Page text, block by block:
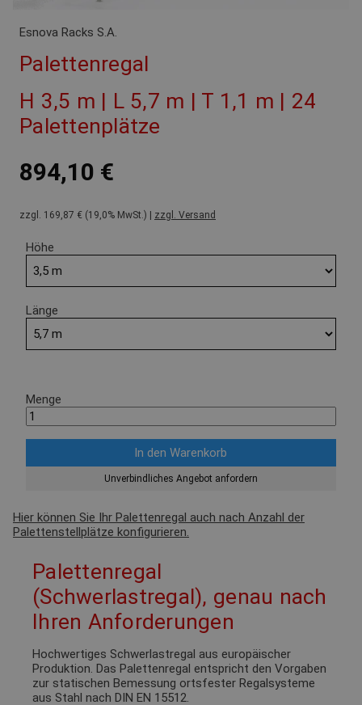
Esnova Racks S.A.
Palettenregal
H 3,5 m | L 5,7 m | T 1,1 m | 24
Palettenplätze
894,10 €
zzgl. 169,87 € (19,0% MwSt.) | zzgl. Versand
Höhe
Länge
Menge
Unverbindliches Angebot anfordern
Hier können Sie Ihr Palettenregal auch nach Anzahl der
Palettenstellplätze konfigurieren.
Palettenregal
(Schwerlastregal), genau nach
Ihren Anforderungen
Hochwertiges Schwerlastregal aus europäischer
Produktion. Das Palettenregal entspricht den Vorgaben
zur statischen Bemessung ortsfester Regalsysteme
aus Stahl nach DIN EN 15512.